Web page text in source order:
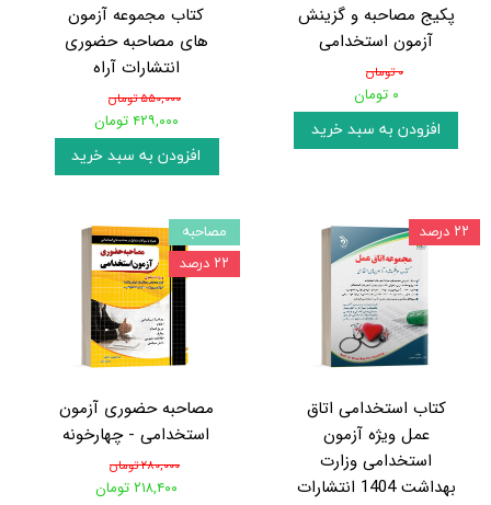
پکیج مصاحبه و گزینش
آزمون استخدامی
۰ تومان
۰ تومان
افزودن به سبد خرید
کتاب مجموعه آزمون
های مصاحبه حضوری
انتشارات آراه
۵۵۰,۰۰۰ تومان
۴۲۹,۰۰۰ تومان
افزودن به سبد خرید
کتاب استخدامی اتاق
عمل ویژه آزمون
استخدامی وزارت
بهداشت 1404 انتشارات
۲۲ درصد
مصاحبه حضوری آزمون
استخدامی - چهارخونه
۲۸۰,۰۰۰ تومان
۲۱۸,۴۰۰ تومان
مصاحبه
۲۲ درصد